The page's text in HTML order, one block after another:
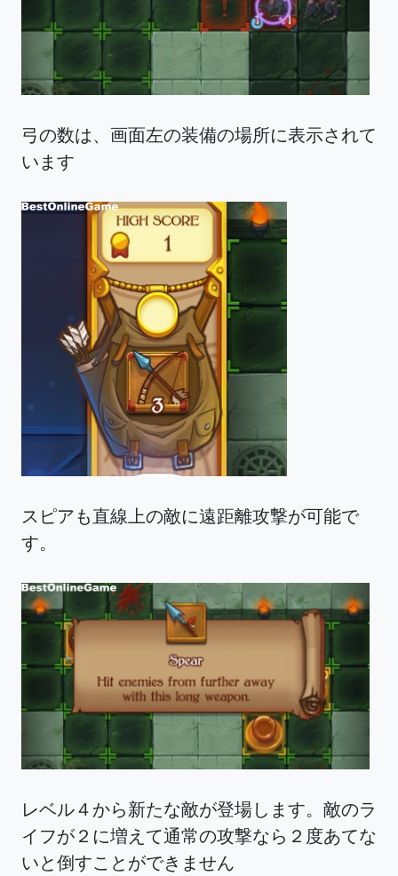
弓の数は、画面左の装備の場所に表示されて
います
スピアも直線上の敵に遠距離攻撃が可能で
す。
レベル４から新たな敵が登場します。敵のラ
イフが２に増えて通常の攻撃なら２度あてな
いと倒すことができません